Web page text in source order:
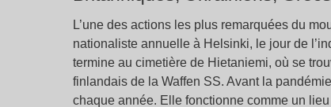
L’une des actions les plus remarquées du
nationaliste annuelle à Helsinki, le jour de
termine au cimetière de Hietaniemi, où se
finlandais de la Waffen SS. Avant la
chaque année. Elle fonctionne comme un